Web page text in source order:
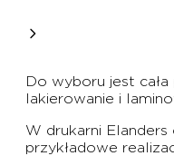
Do wyboru jest
lakierowanie i
W drukarni
przykładowe